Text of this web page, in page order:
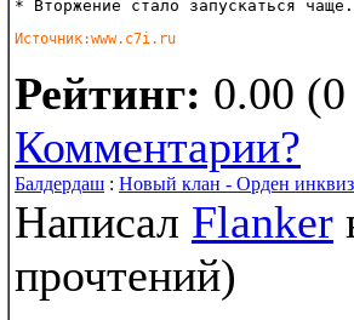
* Вторжение стало запускаться
Источник:www.c7i.ru
Рейтинг: 0.00
Комментарии?
Балдердаш : Новый клан - Орден
Написал Flanker
прочтений)